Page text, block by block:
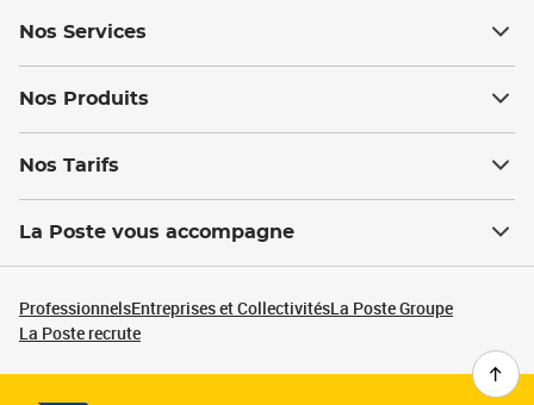
Nos Services
Nos Produits
Nos Tarifs
La Poste vous accompagne
ProfessionnelsEntreprises et CollectivitésLa Poste Groupe
La Poste recrute